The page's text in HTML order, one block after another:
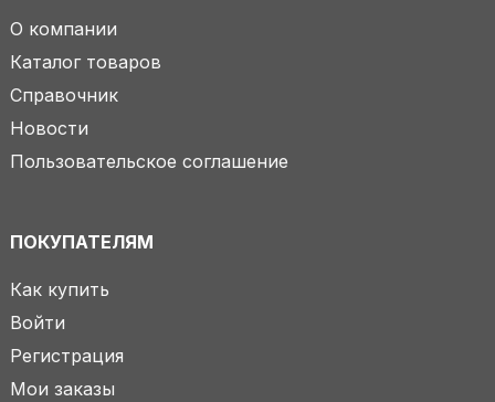
О компании
Каталог товаров
Справочник
Новости
Пользовательское соглашение
ПОКУПАТЕЛЯМ
Как купить
Войти
Регистрация
Мои заказы